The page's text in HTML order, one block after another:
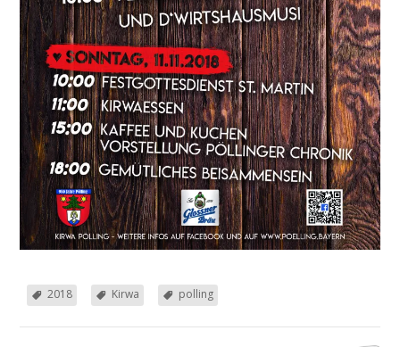
2018 Kirwa polling